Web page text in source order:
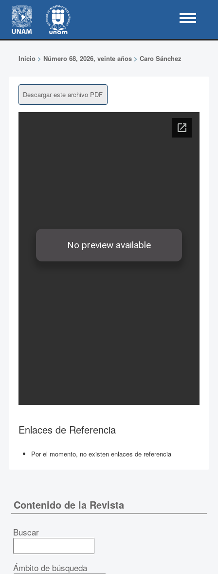
Inicio> Número 68, 2026, veinte años> Caro Sánchez
Descargar este archivo PDF
Enlaces de Referencia
Por el momento, no existen enlaces de referencia
Contenido de la Revista
Buscar
Ámbito de búsqueda